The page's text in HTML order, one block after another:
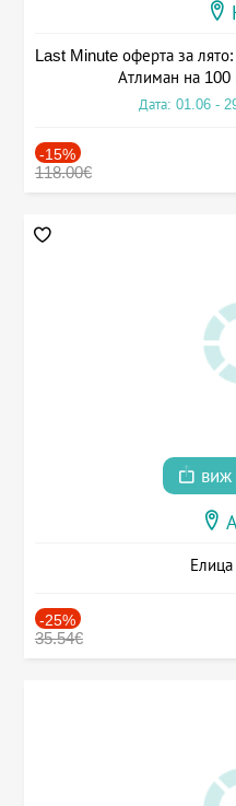
Last Minute оферта за
Атлиман на 100
Дата: 01.06 -
-15%
118.00€
виж
-25%
35.54€